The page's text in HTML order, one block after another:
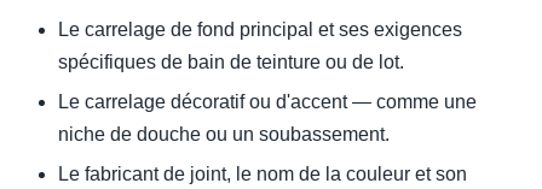
Le carrelage de fond principal et ses exigences
spécifiques de bain de teinture ou de lot.
Le carrelage décoratif ou d'accent — comme une
niche de douche ou un soubassement.
Le fabricant de joint, le nom de la couleur et son